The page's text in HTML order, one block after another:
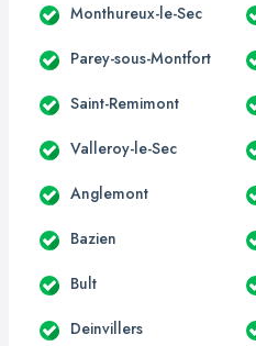
Monthureux-le-Sec
Parey-sous-Montfort
Saint-Remimont
Valleroy-le-Sec
Anglemont
Bazien
Bult
Deinvillers